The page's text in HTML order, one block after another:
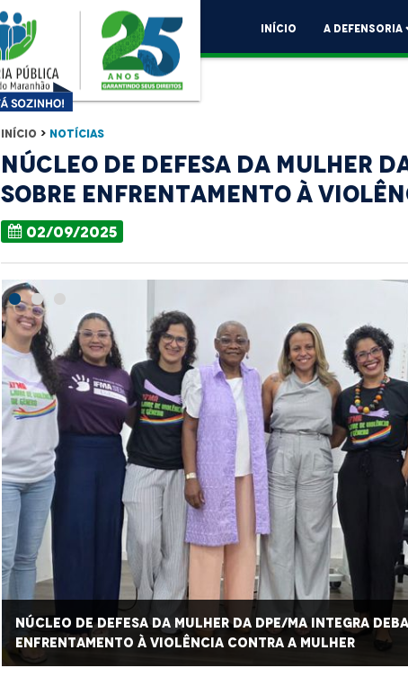
Início A Defensoria
Início > Notícias
Núcleo de Defesa da Mulher
sobre enfrentamento à
02/09/2025
Núcleo de Defesa da Mulher da DPE/MA integra
enfrentamento à violência contra a mulher